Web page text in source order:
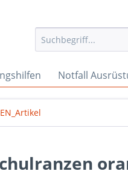
Notfall